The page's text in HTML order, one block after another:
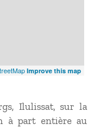
Improve this map
Ilulissat, sur la
à part entière au